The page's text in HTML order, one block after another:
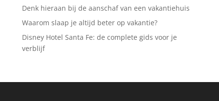
Denk hieraan bij de aanschaf van een vakantiehuis
Waarom slaap je altijd beter op vakantie?
Disney Hotel Santa Fe: de complete gids voor je
verblijf